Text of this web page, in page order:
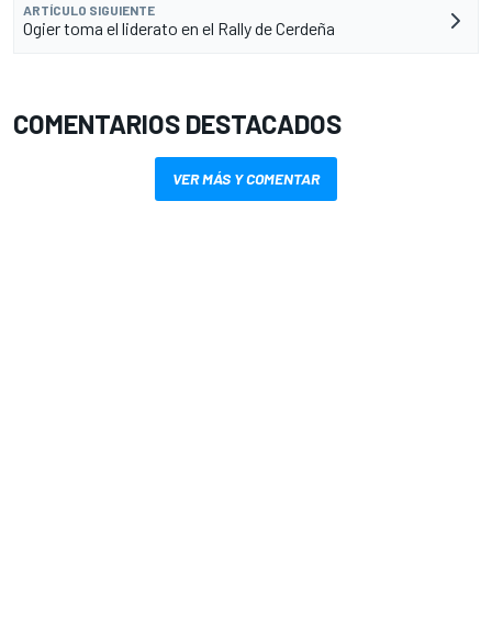
ARTÍCULO SIGUIENTE
Ogier toma el liderato en el Rally de Cerdeña
COMENTARIOS DESTACADOS
VER MÁS Y COMENTAR